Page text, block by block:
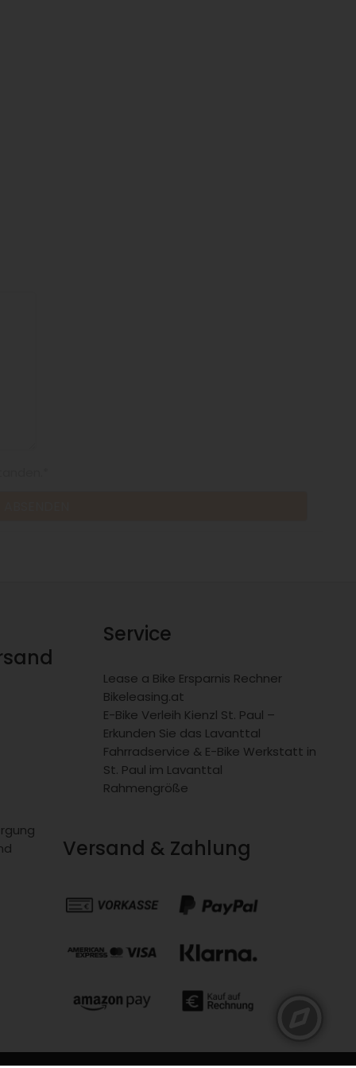
Service
Lease a Bike Ersparnis Rechner
Bikeleasing.at
E-Bike Verleih Kienzl St. Paul –
Erkunden Sie das Lavanttal
Fahrradservice & E-Bike Werkstatt in
St. Paul im Lavanttal
Rahmengröße
Versand & Zahlung